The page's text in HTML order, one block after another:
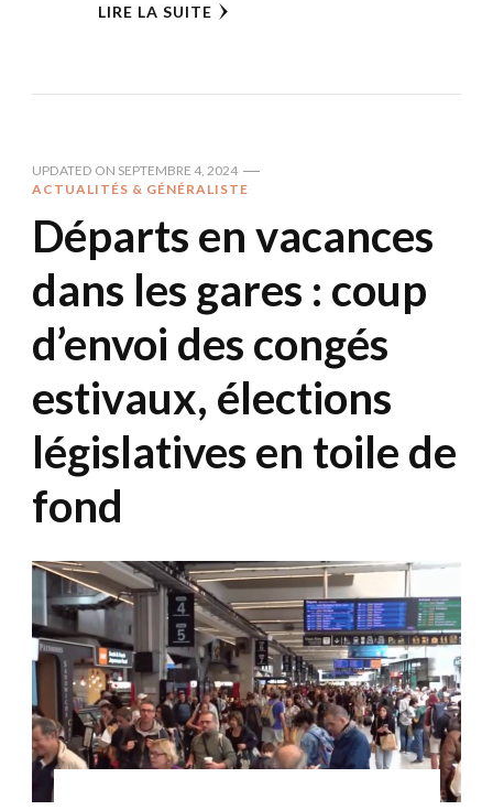
LIRE LA SUITE
UPDATED ON SEPTEMBRE 4, 2024
ACTUALITÉS & GÉNÉRALISTE
Départs en vacances
dans les gares : coup
d’envoi des congés
estivaux, élections
législatives en toile de
fond